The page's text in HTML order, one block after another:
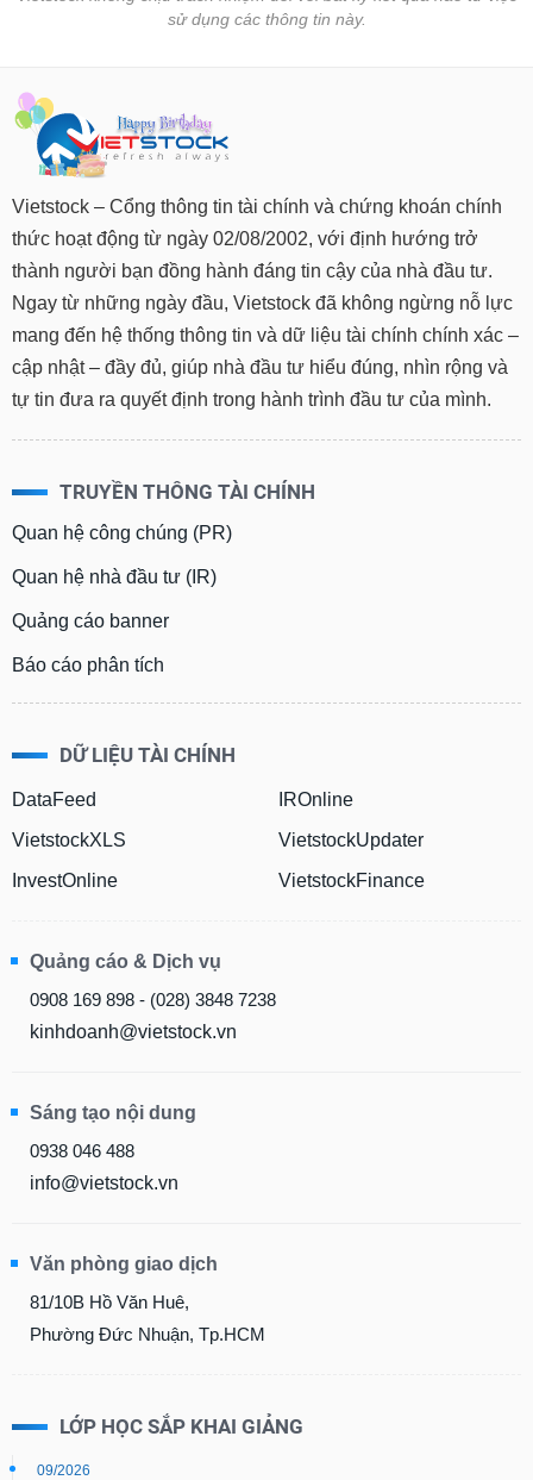
sử dụng các thông tin này.
Vietstock – Cổng thông tin tài chính và chứng khoán chính
thức hoạt động từ ngày 02/08/2002, với định hướng trở
thành người bạn đồng hành đáng tin cậy của nhà đầu tư.
Ngay từ những ngày đầu, Vietstock đã không ngừng nỗ lực
mang đến hệ thống thông tin và dữ liệu tài chính chính xác –
cập nhật – đầy đủ, giúp nhà đầu tư hiểu đúng, nhìn rộng và
tự tin đưa ra quyết định trong hành trình đầu tư của mình.
TRUYỀN THÔNG TÀI CHÍNH
Quan hệ công chúng (PR)
Quan hệ nhà đầu tư (IR)
Quảng cáo banner
Báo cáo phân tích
DỮ LIỆU TÀI CHÍNH
DataFeed
VietstockXLS
InvestOnline
IROnline
VietstockUpdater
VietstockFinance
Quảng cáo & Dịch vụ
0908 169 898 - (028) 3848 7238
kinhdoanh@vietstock.vn
Sáng tạo nội dung
0938 046 488
info@vietstock.vn
Văn phòng giao dịch
81/10B Hồ Văn Huê,
Phường Đức Nhuận, Tp.HCM
LỚP HỌC SẮP KHAI GIẢNG
09/2026